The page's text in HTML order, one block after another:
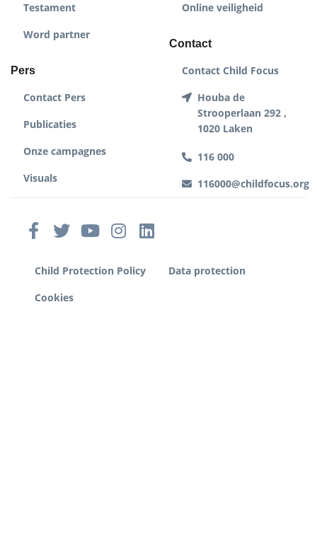
Testament
Word partner
Pers
Contact Pers
Publicaties
Onze campagnes
Visuals
Online veiligheid
Contact
Contact Child Focus
Houba de
Strooperlaan 292 ,
1020 Laken
116 000
116000@childfocus.org
Child Protection Policy
Data protection
Cookies